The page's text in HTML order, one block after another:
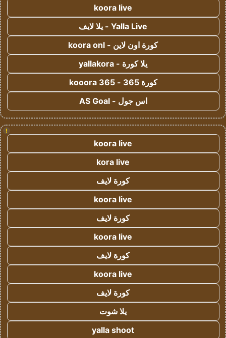
koora live
Yalla Live - يلا لايف
كورة اون لاين - koora onl
يلا كورة - yallakora
كورة 365 - kooora 365
اس جول - AS Goal
!
koora live
kora live
كورة لايف
koora live
كورة لايف
koora live
كورة لايف
koora live
كورة لايف
يلا شوت
yalla shoot